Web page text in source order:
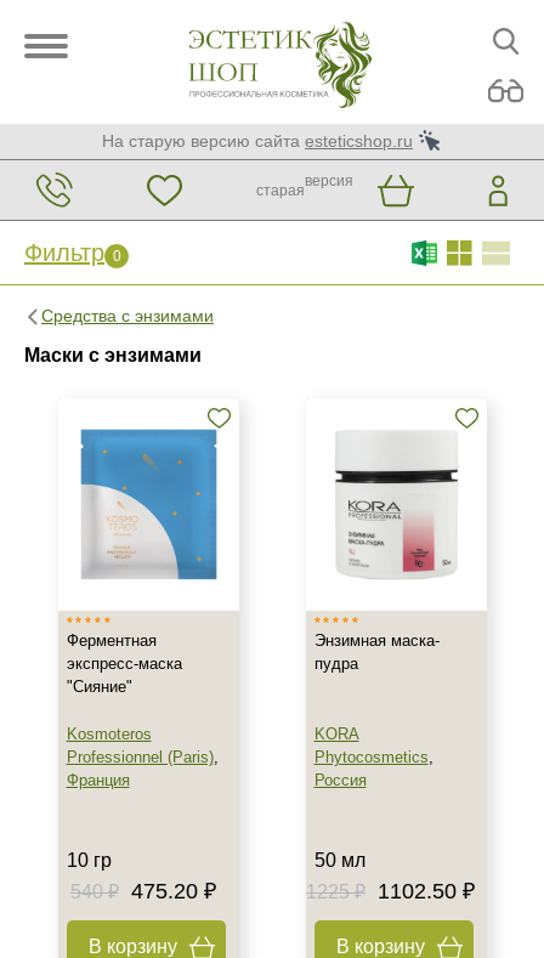
На старую версию сайта esteticshop.ru
старая
версия
Фильтр 0
Средства с энзимами
Маски с энзимами
Фильтр 0
KORA Phytocosmetics
Показать еще
Израиль
Россия
Франция
Тип товара
Гель
Гоммаж
Тип пилинга
Энзимный
Ферментная
экспресс-маска
"Сияние"
Kosmoteros
Professionnel (Paris),
Франция
10 гр
540 ₽
475.20 ₽
В корзину
Энзимная маска-
пудра
KORA
Phytocosmetics,
Россия
50 мл
1225 ₽
1102.50 ₽
В корзину